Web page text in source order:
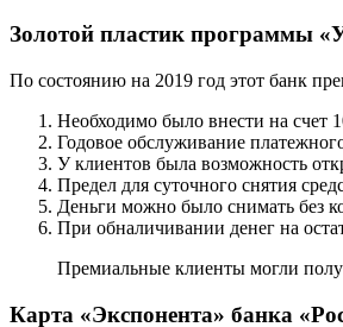
Золотой пластик программы
По состоянию на 2019 год этот банк
Необходимо было внести на счет
Годовое обслуживание
У клиентов была возможность
Предел для суточного снятия
Деньги можно было снимать без
При обналичивании денег на
Премиальные клиенты могли
Карта «Экспонента» банка